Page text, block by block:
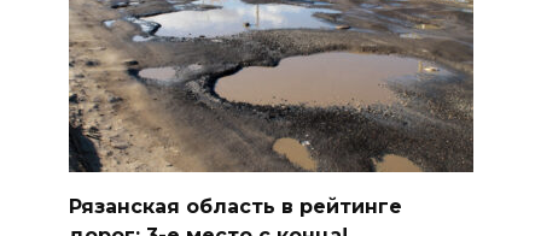
Рязанская область в рейтинге